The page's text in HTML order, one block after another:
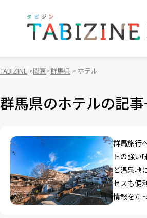
TABIZINE 関東 群馬県 ホテル
群馬県のホテルの記
群馬旅行
トの強い
ど温泉地
セスも便
情報をた